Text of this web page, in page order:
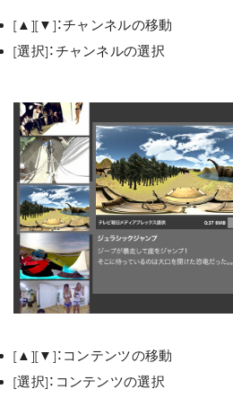
[▲][▼]：チャンネルの移動
[選択]：チャンネルの選択
[▲][▼]：コンテンツの移動
[選択]：コンテンツの選択